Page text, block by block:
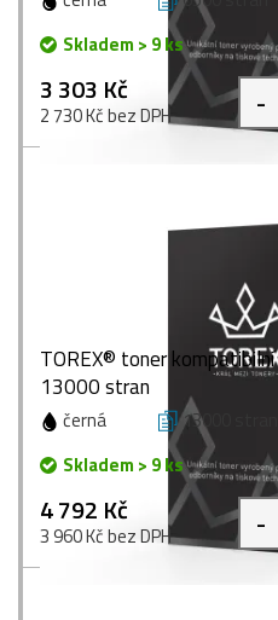
Skladem > 9 ks
3 303 Kč
2 730 Kč bez DPH -
TOREX® toner
13000 stran
černá 13000 stran
Skladem > 9 ks
4 792 Kč
3 960 Kč bez DPH -